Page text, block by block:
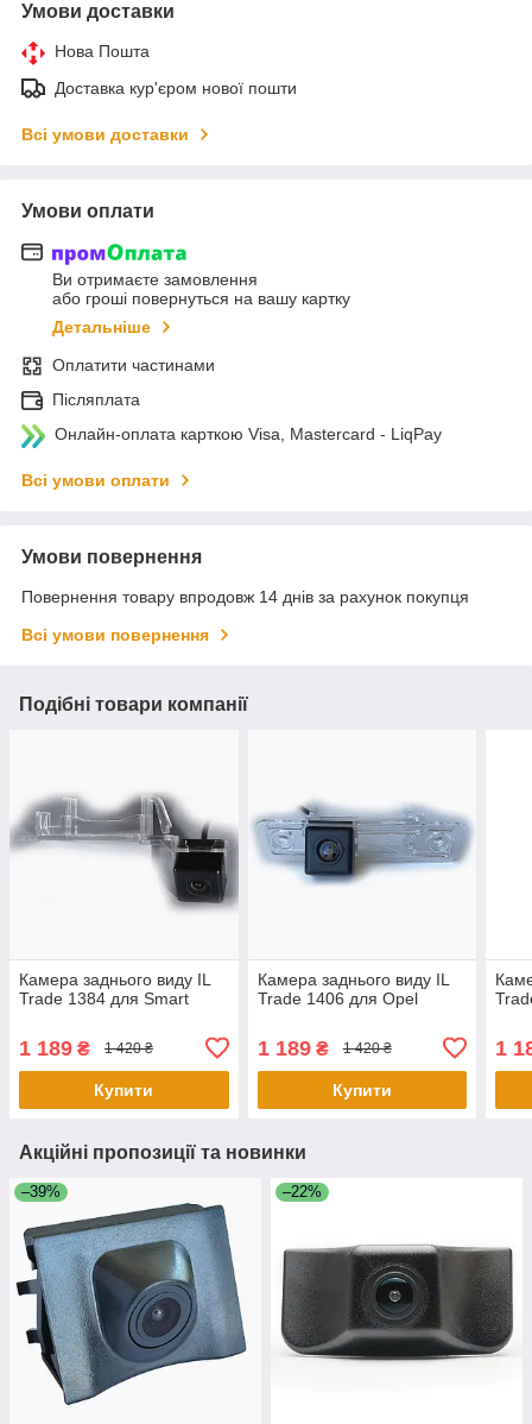
Умови доставки
Нова Пошта
Доставка кур'єром нової пошти
Всі умови доставки
Умови оплати
Ви отримаєте замовлення
або гроші повернуться на вашу картку
Детальніше
Оплатити частинами
Післяплата
Онлайн-оплата карткою Visa, Mastercard - LiqPay
Всі умови оплати
Умови повернення
Повернення товару впродовж 14 днів за рахунок покупця
Всі умови повернення
Подібні товари компанії
Камера заднього виду IL
Trade 1384 для Smart
1 189 ₴ 1 420 ₴
Купити
Камера заднього виду IL
Trade 1406 для Opel
1 189₴ 1 420 ₴
Купити
1
Акційні пропозиції та новинки
–39% –22%